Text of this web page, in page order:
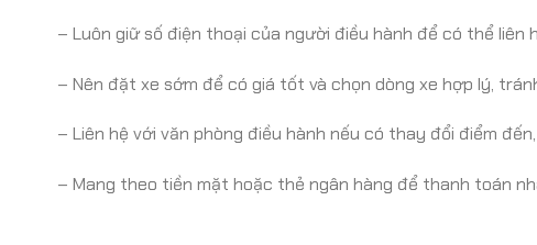
– Luôn giữ số điện thoại của người điều hành để có thể liên
– Nên đặt xe sớm để có giá tốt và chọn dòng xe hợp lý,
– Liên hệ với văn phòng điều hành nếu có thay đổi điểm
– Mang theo tiền mặt hoặc thẻ ngân hàng để thanh toán